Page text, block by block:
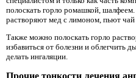
полоскать горло ромашкой, шалфеем.
растворяют мед с лимоном, пьют чай
Также можно полоскать горло
избавиться от болезни и облегчить
делать ингаляции.